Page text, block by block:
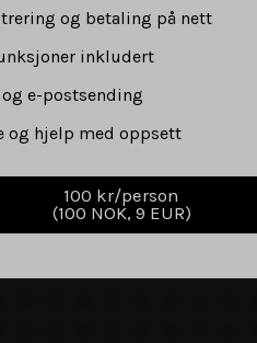
og betaling på nett
inkludert
og e-postsending
og hjelp med oppsett
100 kr/person
(100 NOK, 9 EUR)